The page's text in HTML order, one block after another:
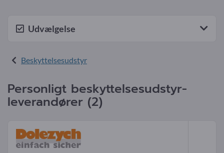
Udvælgelse
Beskyttelsesudstyr
Personligt beskyttelsesudstyr-
leverandører (2)